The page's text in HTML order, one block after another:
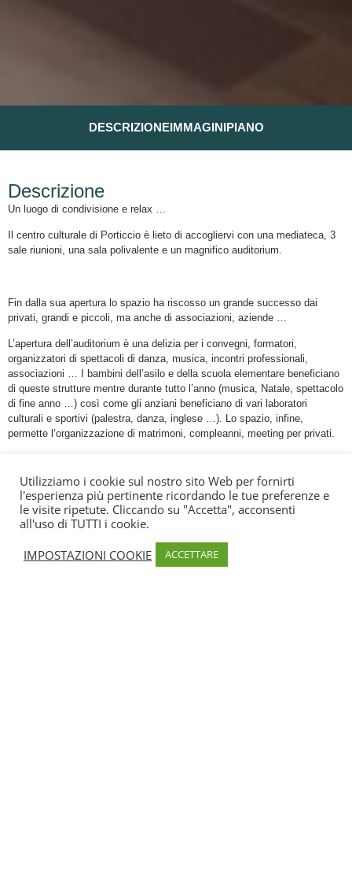
DESCRIZIONEIMMAGINIPIANO
Descrizione
Un luogo di condivisione e relax …
Il centro culturale di Porticcio è lieto di accogliervi con una mediateca, 3
sale riunioni, una sala polivalente e un magnifico auditorium.
Fin dalla sua apertura lo spazio ha riscosso un grande successo dai
privati, grandi e piccoli, ma anche di associazioni, aziende …
L’apertura dell’auditorium è una delizia per i convegni, formatori,
organizzatori di spettacoli di danza, musica, incontri professionali,
associazioni … I bambini dell’asilo e della scuola elementare beneficiano
di queste strutture mentre durante tutto l’anno (musica, Natale, spettacolo
di fine anno …) così come gli anziani beneficiano di vari laboratori
culturali e sportivi (palestra, danza, inglese …). Lo spazio, infine,
permette l’organizzazione di matrimoni, compleanni, meeting per privati.
attrezzature e prezzi; potete contattare la Sig.ra Martini Gabrielle alle
coordinate sottostanti.
Informazione
Utilizziamo i cookie sul nostro sito Web per fornirti
l'esperienza più pertinente ricordando le tue preferenze e
le visite ripetute. Cliccando su "Accetta", acconsenti
all'uso di TUTTI i cookie.
IMPOSTAZIONI COOKIE
ACCETTARE